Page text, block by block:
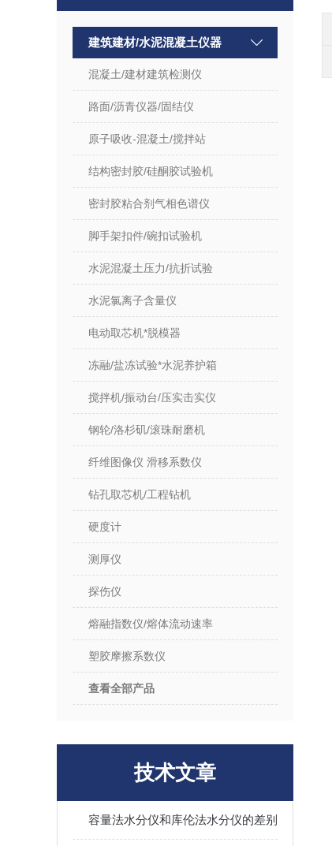
建筑建材/水泥混凝土仪器
混凝土/建材建筑检测仪
路面/沥青仪器/固结仪
原子吸收-混凝土/搅拌站
结构密封胶/硅酮胶试验机
密封胶粘合剂气相色谱仪
脚手架扣件/碗扣试验机
水泥混凝土压力/抗折试验
水泥氯离子含量仪
电动取芯机*脱模器
冻融/盐冻试验*水泥养护箱
搅拌机/振动台/压实击实仪
钢轮/洛杉矶/滚珠耐磨机
纤维图像仪 滑移系数仪
钻孔取芯机/工程钻机
硬度计
测厚仪
探伤仪
熔融指数仪/熔体流动速率
塑胶摩擦系数仪
查看全部产品
技术文章
容量法水分仪和库伦法水分仪的差别